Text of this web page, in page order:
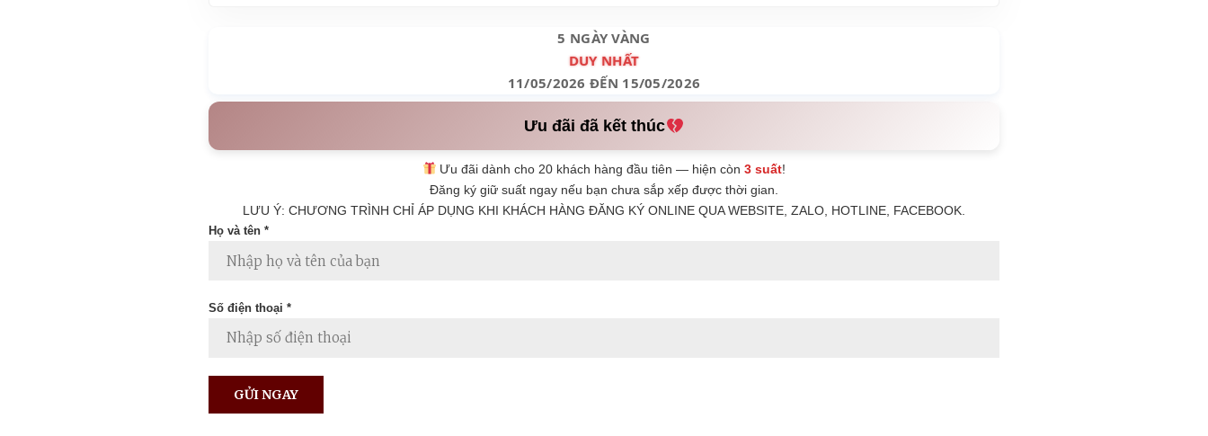
5 NGÀY VÀNG
DUY NHẤT
11/05/2026 ĐẾN 15/05/2026
Ưu đãi đã kết thúc
Ưu đãi dành cho 20 khách hàng đầu tiên — hiện còn3 suất!
Đăng ký giữ suất ngay nếu bạn chưa sắp xếp được thời gian.
LƯU Ý: CHƯƠNG TRÌNH CHỈ ÁP DỤNG KHI KHÁCH HÀNG ĐĂNG KÝ ONLINE QUA WEBSITE, ZALO, HOTLINE, FACEBOOK.
Họ và tên *
Số điện thoại *